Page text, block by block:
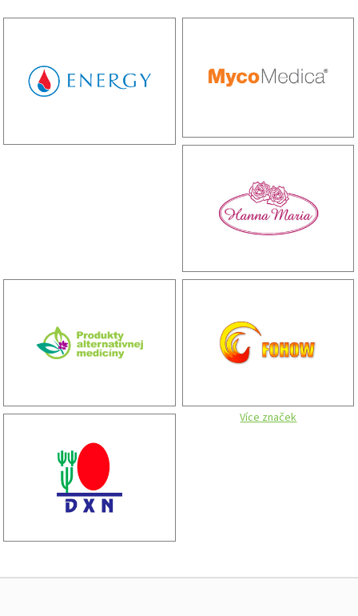
Více značek
Z